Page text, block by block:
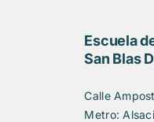
Escuela
San Blas
Calle
Metro: